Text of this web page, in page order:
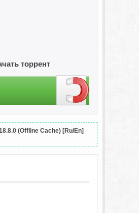
торрент
(Offline Cache) [Ru/En]